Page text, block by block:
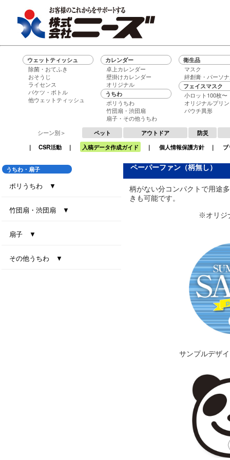
ウェットティッシュ
除菌・おてふき
おそうじ
ライセンス
バケツ・ボトル
他ウェットティッシュ
カレンダー
卓上カレンダー
壁掛けカレンダー
オリジナル
うちわ
ポリうちわ
竹団扇・渋団扇
扇子・その他うちわ
衛生品
マスク
絆創膏・パーソ
フェイスマスク
小ロット100枚〜
オリジナルプリ
パウチ異形
シーン別＞ ペット アウトドア
防災
｜ CSR活動 ｜ 入稿データ作成ガイド ｜ 個人情報保護方針 ｜
うちわ・扇子
ポリうちわ ▼
Gタイプ
ジュニアタイプ
ミドルタイプ
LGうちわ
ホワイトボードうちわ
LGうちわ 無地タイプ
PVCケース（LGうちわ対応）
ハートうちわ
まんまる小丸
まんまる丸柄
ミニうちわ
手作りうちわキット
データ入稿から納品まで
竹団扇・渋団扇 ▼
中万
唐月
小丸
しぶうちわ
ミニ竹うちわ
扇子 ▼
扇子（既製柄）
オリジナル扇子
その他うちわ ▼
ペーパーファン（柄無し）
柄がない分コンパクトで用途
きも可能です。
※オリジ
サンプルデザ